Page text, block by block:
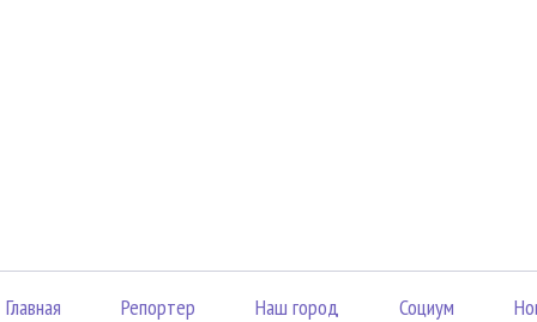
Главная Репортер Наш город Социум